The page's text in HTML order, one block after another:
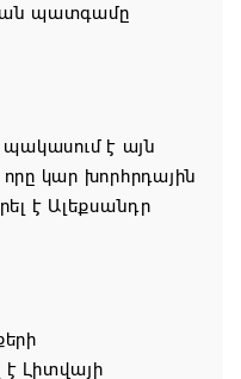
պատգամը
է այն
կար խորհրդային
է Ալեքսանդր
է Լիտվայի